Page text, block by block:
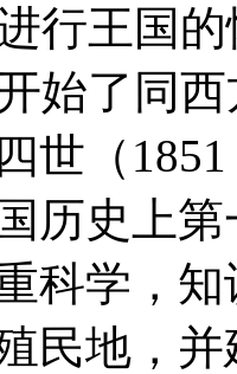
行王国
始了同
世（
历史上
科学，
民地，